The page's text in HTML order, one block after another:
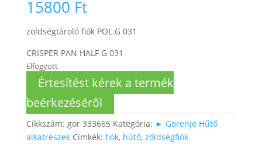
15800 Ft
zöldségtároló fiók POL.G 031
CRISPER PAN HALF G 031
Elfogyott
Értesítést kérek a termék
beérkezéséről
Cikkszám: gor 333665 Kategória: ► Gorenje Hűtő
alkatrészek Címkék: fiók, hűtő, zöldségfiók